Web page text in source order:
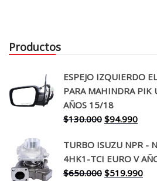
Productos
ESPEJO IZQUIERDO
PARA MAHINDRA PIK
AÑOS 15/18
$130.000 El
original
era:
$130.000.
$94.990El
es:
TURBO ISUZU NPR -
4HK1-TCI EURO V
$650.000 El
$519.990El